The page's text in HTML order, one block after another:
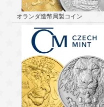
オランダ造幣局製コイン